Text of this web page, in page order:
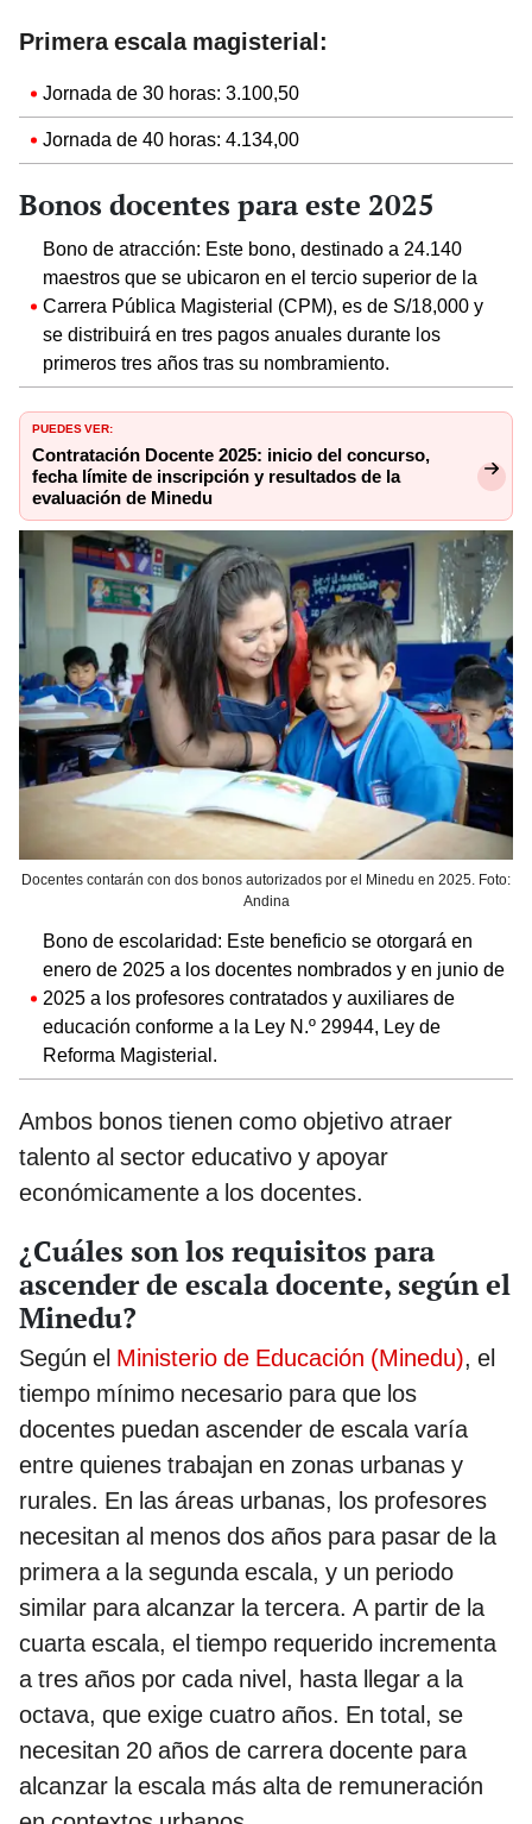
Primera escala magisterial:
Jornada de 30 horas: 3.100,50
Jornada de 40 horas: 4.134,00
Bonos docentes para este 2025
Bono de atracción: Este bono, destinado a 24.140
maestros que se ubicaron en el tercio superior de la
Carrera Pública Magisterial (CPM), es de S/18,000 y
se distribuirá en tres pagos anuales durante los
primeros tres años tras su nombramiento.
PUEDES VER:
Contratación Docente 2025: inicio del concurso,
fecha límite de inscripción y resultados de la
evaluación de Minedu
Docentes contarán con dos bonos autorizados por el Minedu en 2025. Foto:
Andina
Bono de escolaridad: Este beneficio se otorgará en
enero de 2025 a los docentes nombrados y en junio de
2025 a los profesores contratados y auxiliares de
educación conforme a la Ley N.º 29944, Ley de
Reforma Magisterial.
Ambos bonos tienen como objetivo atraer
talento al sector educativo y apoyar
económicamente a los docentes.
¿Cuáles son los requisitos para
ascender de escala docente, según el
Minedu?
Según el Ministerio de Educación (Minedu), el
tiempo mínimo necesario para que los
docentes puedan ascender de escala varía
entre quienes trabajan en zonas urbanas y
rurales. En las áreas urbanas, los profesores
necesitan al menos dos años para pasar de la
primera a la segunda escala, y un periodo
similar para alcanzar la tercera. A partir de la
cuarta escala, el tiempo requerido incrementa
a tres años por cada nivel, hasta llegar a la
octava, que exige cuatro años. En total, se
necesitan 20 años de carrera docente para
alcanzar la escala más alta de remuneración